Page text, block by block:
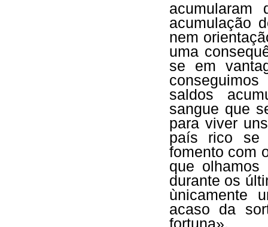
acumulação
nem
uma
se em
saldos
sangue que
para viver
país rico se
fomento com
que
durante os
ùnicamente
acaso da
fortuna».